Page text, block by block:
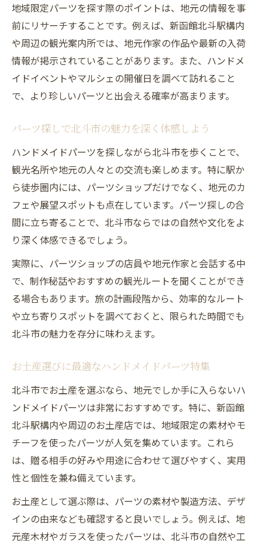
地域限定パーツを探す際のポイントは、地元の情報を事
前にリサーチすることです。例えば、新函館北斗駅構内
や周辺の観光案内所では、地元作家の作品や最新の入荷
情報が掲示されていることがあります。また、ハンドメ
イドイベントやマルシェの開催日を調べて訪れること
で、より珍しいパーツと出会える確率が高まります。
パーツ探しで北斗市の魅力を深く体感しよう
ハンドメイドパーツを探しながら北斗市を歩くことで、
観光名所や地元の人々との交流も楽しめます。特に駅か
ら徒歩圏内には、パーツショップだけでなく、地元のカ
フェや展望スポットも点在しています。パーツ探しの合
間に立ち寄ることで、北斗市ならではの自然や文化をよ
り深く体感できるでしょう。
実際に、パーツショップの店員や地元作家と会話する中
で、制作秘話やおすすめの観光ルートを聞くことができ
る場合もあります。旅の計画段階から、効率的なルート
や立ち寄りスポットを調べておくと、限られた時間でも
北斗市の魅力を存分に味わえます。
お土産選びに最適なハンドメイドパーツ特集
北斗市でお土産を選ぶなら、地元でしか手に入らないハ
ンドメイドパーツは非常におすすめです。特に、新函館
北斗駅構内や周辺のお土産店では、地域限定の素材やモ
チーフを使ったパーツが人気を集めています。これら
は、贈る相手の好みや用途に合わせて選びやすく、実用
性と個性を兼ね備えています。
お土産として選ぶ際は、パーツの素材や製造方法、デザ
インの由来なども確認すると良いでしょう。例えば、地
元産木材やガラスを使ったパーツは、北斗市の自然や工